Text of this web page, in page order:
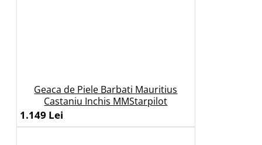
Geaca de Piele Barbati Mauritius
Castaniu Inchis MMStarpilot
1.149 Lei